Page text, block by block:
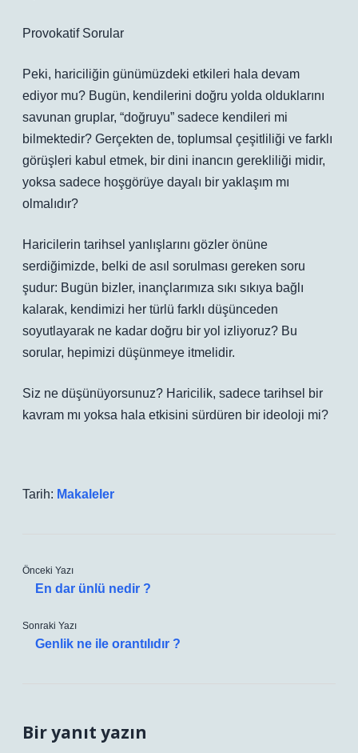
Provokatif Sorular
Peki, hariciliğin günümüzdeki etkileri hala devam
ediyor mu? Bugün, kendilerini doğru yolda olduklarını
savunan gruplar, “doğruyu” sadece kendileri mi
bilmektedir? Gerçekten de, toplumsal çeşitliliği ve farklı
görüşleri kabul etmek, bir dini inancın gerekliliği midir,
yoksa sadece hoşgörüye dayalı bir yaklaşım mı
olmalıdır?
Haricilerin tarihsel yanlışlarını gözler önüne
serdiğimizde, belki de asıl sorulması gereken soru
şudur: Bugün bizler, inançlarımıza sıkı sıkıya bağlı
kalarak, kendimizi her türlü farklı düşünceden
soyutlayarak ne kadar doğru bir yol izliyoruz? Bu
sorular, hepimizi düşünmeye itmelidir.
Siz ne düşünüyorsunuz? Haricilik, sadece tarihsel bir
kavram mı yoksa hala etkisini sürdüren bir ideoloji mi?
Tarih: Makaleler
Önceki Yazı
En dar ünlü nedir ?
Sonraki Yazı
Genlik ne ile orantılıdır ?
Bir yanıt yazın